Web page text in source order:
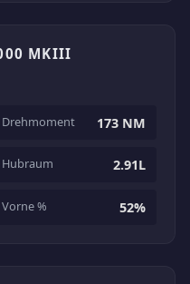
MKIII
Drehmoment 173 NM
Hubraum 2.91L
Vorne % 52%